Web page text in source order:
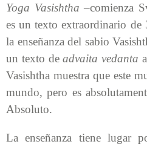
Yoga Vasishtha –comienza
es un texto extraordinario de
la enseñanza del sabio
un texto deadvaita vedanta
Vasishtha muestra que este
mundo, pero es
Absoluto.
La enseñanza tiene lugar